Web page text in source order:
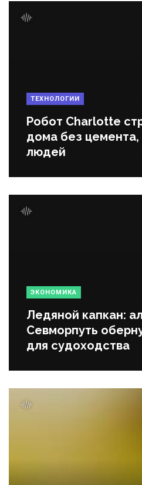
ТЕХНОЛОГИИ
Робот Charlotte
дома без цемента,
людей
ЭКОНОМИКА
Ледяной капкан:
Севморпуть
для судоходства